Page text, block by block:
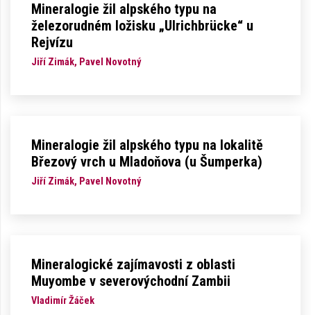
Mineralogie žil alpského typu na
železorudném ložisku „Ulrichbrücke“ u
Rejvízu
Jiří Zimák, Pavel Novotný
Mineralogie žil alpského typu na lokalitě
Březový vrch u Mladoňova (u Šumperka)
Jiří Zimák, Pavel Novotný
Mineralogické zajímavosti z oblasti
Muyombe v severovýchodní Zambii
Vladimír Žáček